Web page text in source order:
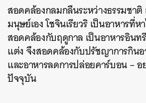
สอดคล้องกลมกลืนระหว่างธรรมชา
มนุษย์เอง โชจินเรียวริ เป็นอาหารที่
สอดคล้องกับฤดูกาล เป็นอาหารอินท
แต่ง จึงสอดคล้องกับปรัชญาการกินอ
และอาหารลดการปล่อยคาร์บอน – อ
ปัจจุบัน